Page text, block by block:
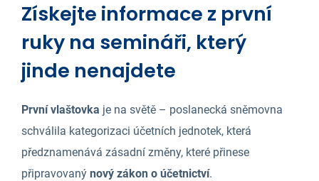
Získejte informace z první
ruky na semináři, který
jinde nenajdete
První vlaštovka je na světě – poslanecká sněmovna
schválila kategorizaci účetních jednotek, která
předznamenává zásadní změny, které přinese
připravovaný nový zákon o účetnictví.